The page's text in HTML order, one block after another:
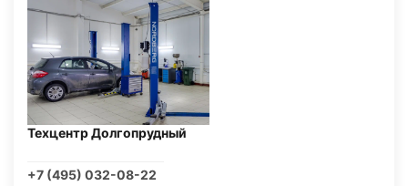
Техцентр Долгопрудный
+7 (495) 032-08-22